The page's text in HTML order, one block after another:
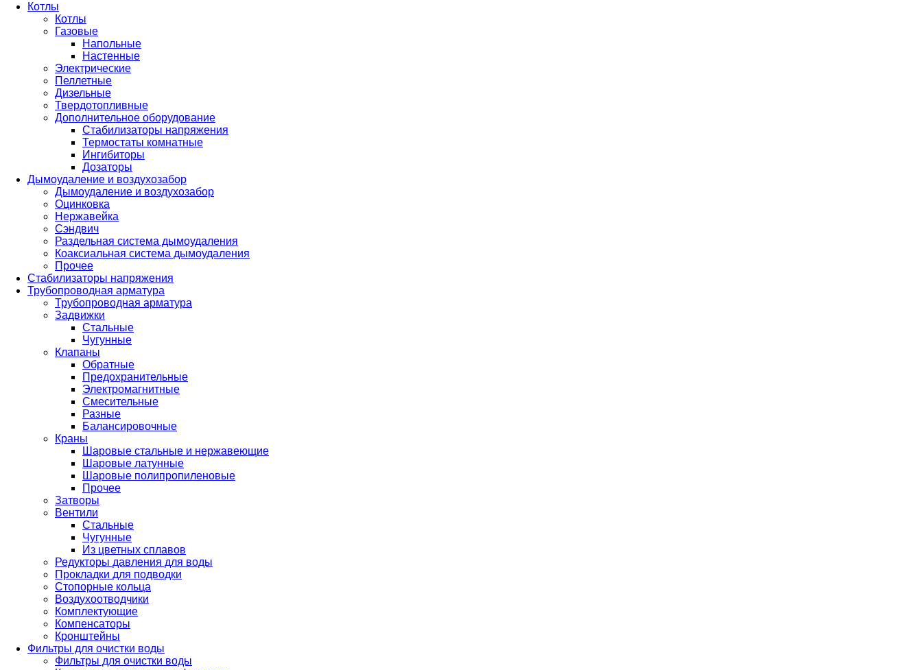
Котлы
Котлы
Газовые
Напольные
Настенные
Электрические
Пеллетные
Дизельные
Твердотопливные
Дополнительное оборудование
Стабилизаторы напряжения
Термостаты комнатные
Ингибиторы
Дозаторы
Дымоудаление и воздухозабор
Дымоудаление и воздухозабор
Оцинковка
Нержавейка
Сэндвич
Раздельная система дымоудаления
Коаксиальная система дымоудаления
Прочее
Стабилизаторы напряжения
Трубопроводная арматура
Трубопроводная арматура
Задвижки
Стальные
Чугунные
Клапаны
Обратные
Предохранительные
Электромагнитные
Смесительные
Разные
Балансировочные
Краны
Шаровые стальные и нержавеющие
Шаровые латунные
Шаровые полипропиленовые
Прочее
Затворы
Вентили
Стальные
Чугунные
Из цветных сплавов
Редукторы давления для воды
Прокладки для подводки
Стопорные кольца
Воздухоотводчики
Комплектующие
Компенсаторы
Кронштейны
Фильтры для очистки воды
Фильтры для очистки воды